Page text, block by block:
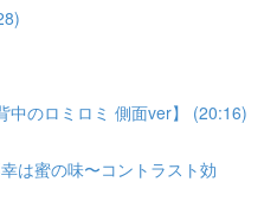
中のロミロミ 側面ver】 (20:16)
は蜜の味〜コントラスト効